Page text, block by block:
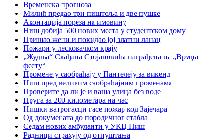
Временска прогноза
Милић предао три пиштоља и две пушке
Аконтација пореза на имовину
Ниш добија 500 нових места у студентском дому
Пришао жени и покидао јој златни ланац
Пожари у лесковачком крају
„Жудња“ Слађана Стојановића награђена на „Врмџа
фесту“
Промене у саобраћају у Пантелеју за викенд
Ниш пред великим саобраћајним променама
Проверите да ли је и ваша улица без воде
Пруга за 200 километара на час
Нишки ватрогасци гасе пожар код Зајечара
Од докумената до породичног стабла
Седам нових амбуланти у УКЦ Ниш
Радници страхују од отпуштања